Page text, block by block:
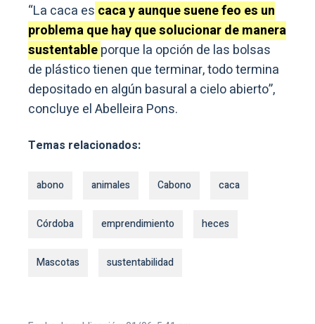
“La caca es caca y aunque suene feo es un
problema que hay que solucionar de manera
sustentableporque la opción de las bolsas
de plástico tienen que terminar, todo termina
depositado en algún basural a cielo abierto”,
concluye el Abelleira Pons.
Temas relacionados:
abono animales Cabono caca
Córdoba emprendimiento heces
Mascotas sustentabilidad